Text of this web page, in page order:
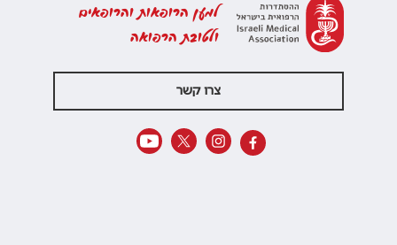
למען הרופאות והרופאים
ולטובת הרפואה
צרו קשר